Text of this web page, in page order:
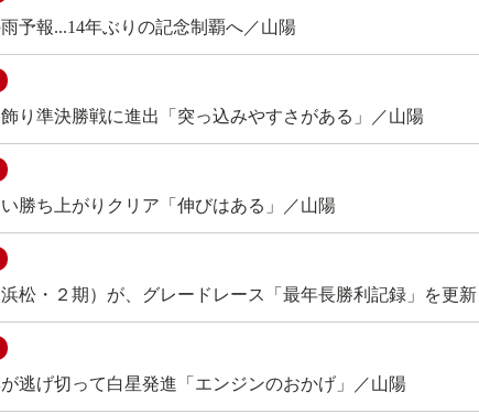
予報...14年ぶりの記念制覇へ／山陽
り準決勝戦に進出「突っ込みやすさがある」／山陽
勝ち上がりクリア「伸びはある」／山陽
松・２期）が、グレードレース「最年長勝利記録」を更新
逃げ切って白星発進「エンジンのおかげ」／山陽